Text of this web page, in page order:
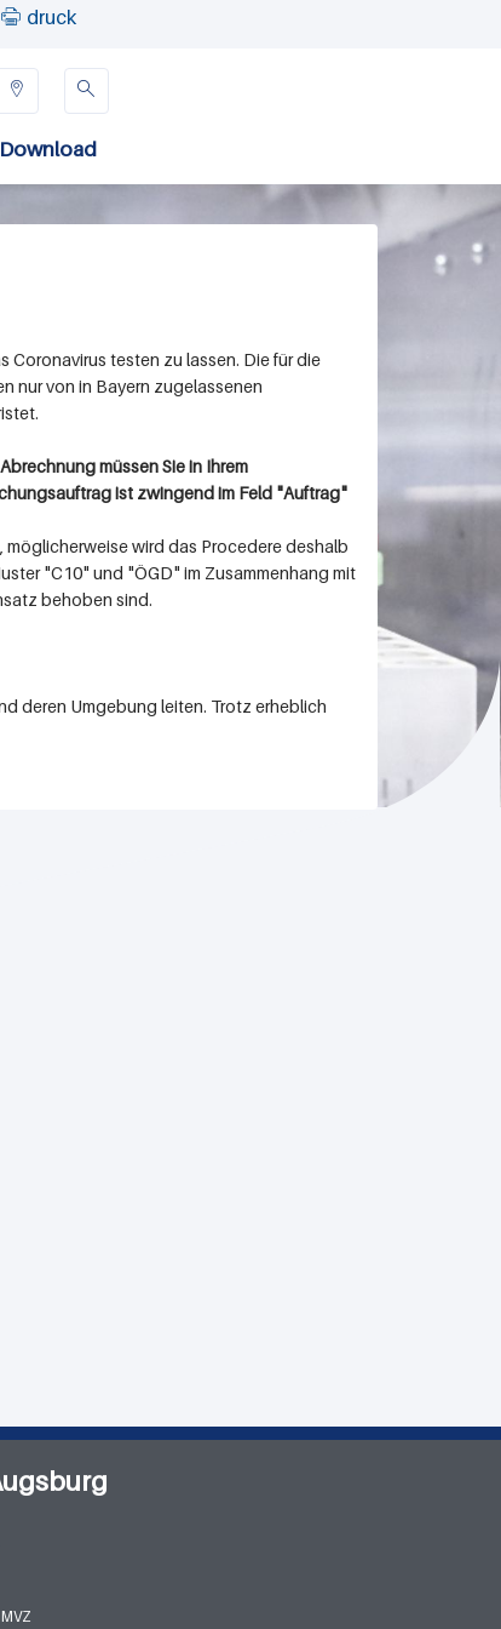
 druck

Download

Coronavirus testen zu lassen. Die für die
nur von in Bayern zugelassenen
müssen Sie in Ihrem
ist zwingend im Feld "Auftrag"
möglicherweise wird das Procedere deshalb
"C10" und "ÖGD" im Zusammenhang mit
behoben sind.
deren Umgebung leiten. Trotz erheblich